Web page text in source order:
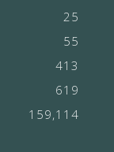
25
55
413
619
159,114